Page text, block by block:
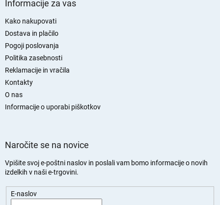
Informacije za vas
Kako nakupovati
Dostava in plačilo
Pogoji poslovanja
Politika zasebnosti
Reklamacije in vračila
Kontakty
O nas
Informacije o uporabi piškotkov
Naročite se na novice
Vpišite svoj e-poštni naslov in poslali vam bomo informacije o novih
izdelkih v naši e-trgovini.
E-naslov